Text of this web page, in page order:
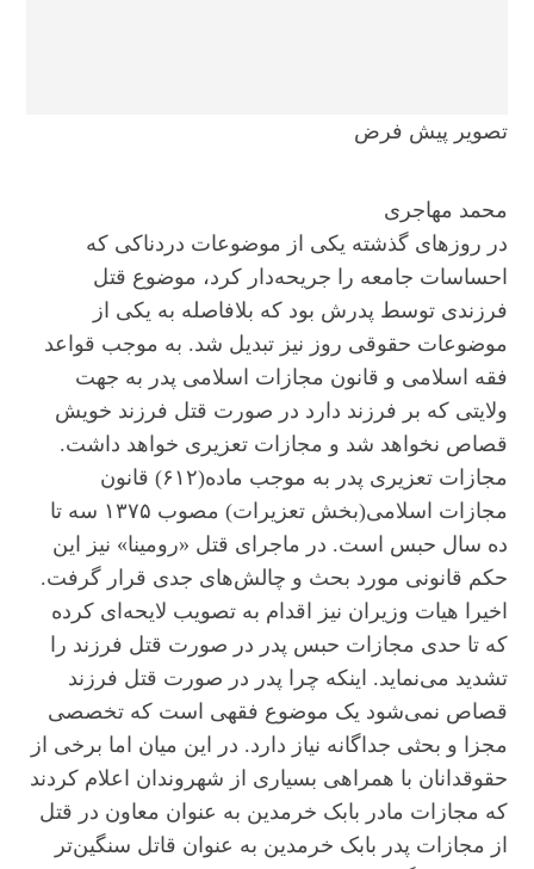
تصویر پیش فرض
محمد مهاجری
در روزهای گذشته یکی از موضوعات دردناکی که
احساسات جامعه را جریحه‌دار کرد، موضوع قتل
فرزندی توسط پدرش بود که بلافاصله به یکی از
موضوعات حقوقی روز نیز تبدیل شد. به موجب قواعد
فقه اسلامی و قانون مجازات اسلامی پدر به جهت
ولایتی که بر فرزند دارد در صورت قتل فرزند خویش
قصاص نخواهد شد و مجازات تعزیری خواهد داشت.
مجازات تعزیری پدر به موجب ماده(۶۱۲) قانون
مجازات اسلامی(بخش تعزیرات) مصوب ۱۳۷۵ سه تا
ده سال حبس است. در ماجرای قتل «رومینا» نیز این
حکم قانونی مورد بحث و چالش‌های جدی قرار گرفت.
اخیرا هیات وزیران نیز اقدام به تصویب لایحه‌ای کرده
که تا حدی مجازات حبس پدر در صورت قتل فرزند را
تشدید می‌نماید. اینکه چرا پدر در صورت قتل فرزند
قصاص نمی‌شود یک موضوع فقهی است که تخصصی
مجزا و بحثی جداگانه نیاز دارد. در این میان اما برخی از
حقوقدانان با همراهی بسیاری از شهروندان اعلام کردند
که مجازات مادر بابک خرمدین به عنوان معاون در قتل
از مجازات پدر بابک خرمدین به عنوان قاتل سنگین‌تر